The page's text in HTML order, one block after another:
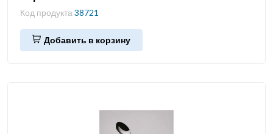
Код продукта 38721
Добавить в корзину